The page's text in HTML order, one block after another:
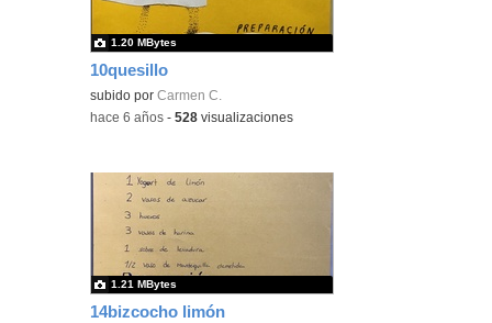
10quesillo
subido porCarmen C.
1.20 MBytes
-hace 6 años -528 visualizaciones
14bizcocho limón
1.21 MBytes